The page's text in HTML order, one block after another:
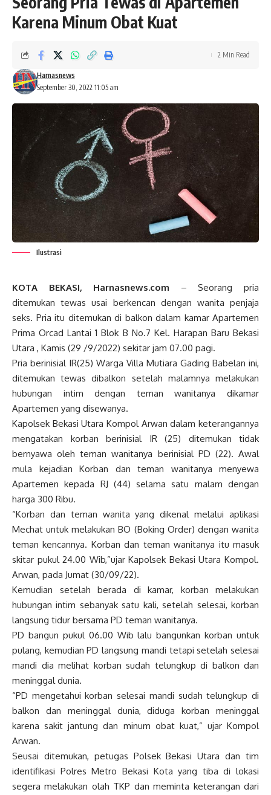
Karena Minum Obat Kuat
September 30, 2022 11:05 am
Harnasnews
2 Min Read
Ilustrasi
KOTA BEKASI, Harnasnews.com – Seorang pria
ditemukan tewas usai berkencan dengan wanita penjaja
seks. Pria itu ditemukan di balkon dalam kamar Apartemen
Prima Orcad Lantai 1 Blok B No.7 Kel. Harapan Baru Bekasi
Utara , Kamis (29 /9/2022) sekitar jam 07.00 pagi.
Pria berinisial IR(25) Warga Villa Mutiara Gading Babelan ini,
ditemukan tewas dibalkon setelah malamnya melakukan
hubungan intim dengan teman wanitanya dikamar
Apartemen yang disewanya.
Kapolsek Bekasi Utara Kompol Arwan dalam keterangannya
mengatakan korban berinisial IR (25) ditemukan tidak
bernyawa oleh teman wanitanya berinisial PD (22). Awal
mula kejadian Korban dan teman wanitanya menyewa
Apartemen kepada RJ (44) selama satu malam dengan
harga 300 Ribu.
“Korban dan teman wanita yang dikenal melalui aplikasi
Mechat untuk melakukan BO (Boking Order) dengan wanita
teman kencannya. Korban dan teman wanitanya itu masuk
skitar pukul 24.00 Wib,”ujar Kapolsek Bekasi Utara Kompol.
Arwan, pada Jumat (30/09/22).
Kemudian setelah berada di kamar, korban melakukan
hubungan intim sebanyak satu kali, setelah selesai, korban
langsung tidur bersama PD teman wanitanya.
PD bangun pukul 06.00 Wib lalu bangunkan korban untuk
pulang, kemudian PD langsung mandi tetapi setelah selesai
mandi dia melihat korban sudah telungkup di balkon dan
meninggal dunia.
“PD mengetahui korban selesai mandi sudah telungkup di
balkon dan meninggal dunia, diduga korban meninggal
karena sakit jantung dan minum obat kuat,” ujar Kompol
Arwan.
Seusai ditemukan, petugas Polsek Bekasi Utara dan tim
identifikasi Polres Metro Bekasi Kota yang tiba di lokasi
segera melakukan olah TKP dan meminta keterangan dari